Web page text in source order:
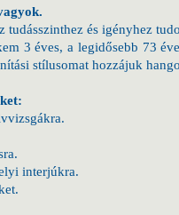
tudásszinthez és igényhez
3 éves, a legidősebb 73
stílusomat hozzájuk
interjúkra.